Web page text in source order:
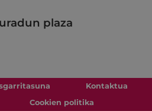
plaza
Kontaktua
Cookien politika